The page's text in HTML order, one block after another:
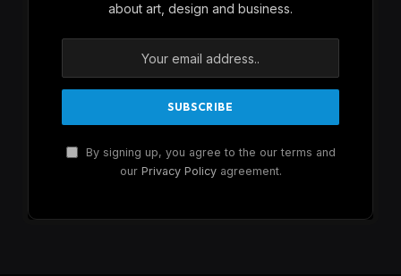
about art, design and business.
By signing up, you agree to the our terms and
our Privacy Policyagreement.